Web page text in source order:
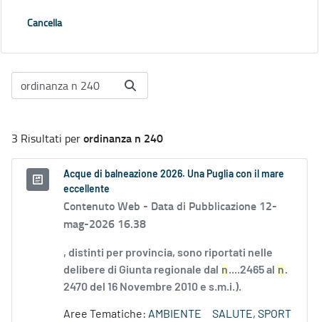
Cancella
3 Risultati perordinanza n 240
Acque di balneazione 2026. Una Puglia con il mare
eccellente
Contenuto Web - Data di Pubblicazione 12-
mag-2026 16.38
, distinti per provincia, sono riportati nelle
delibere di Giunta regionale dal n....2465 al n.
2470 del 16 Novembre 2010 e s.m.i.).
Aree Tematiche: AMBIENTE
SALUTE, SPORT